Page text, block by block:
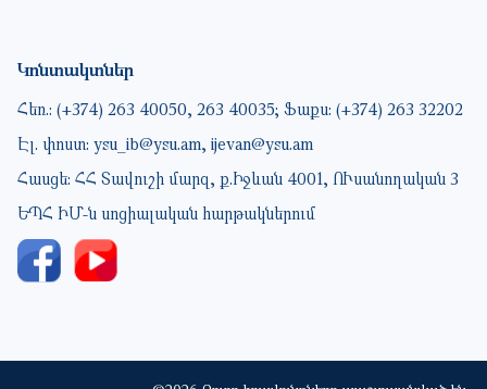
Կոնտակտներ
Հեռ.: (+374) 263 40050, 263 40035; Ֆաքս: (+374) 263 32202
Էլ. փոստ: ysu_ib@ysu.am, ijevan@ysu.am
Հասցե: ՀՀ Տավուշի մարզ, ք.Իջևան 4001, ՈՒսանողական 3
ԵՊՀ ԻՄ-ն սոցիալական հարթակներում